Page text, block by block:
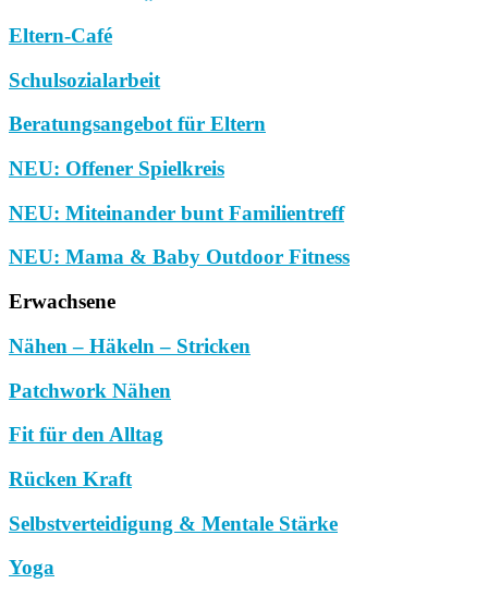
Eltern-Café
Schulsozialarbeit
Beratungsangebot für Eltern
NEU: Offener Spielkreis
NEU: Miteinander bunt Familientreff
NEU: Mama & Baby Outdoor Fitness
Erwachsene
Nähen – Häkeln – Stricken
Patchwork Nähen
Fit für den Alltag
Rücken Kraft
Selbstverteidigung & Mentale Stärke
Yoga